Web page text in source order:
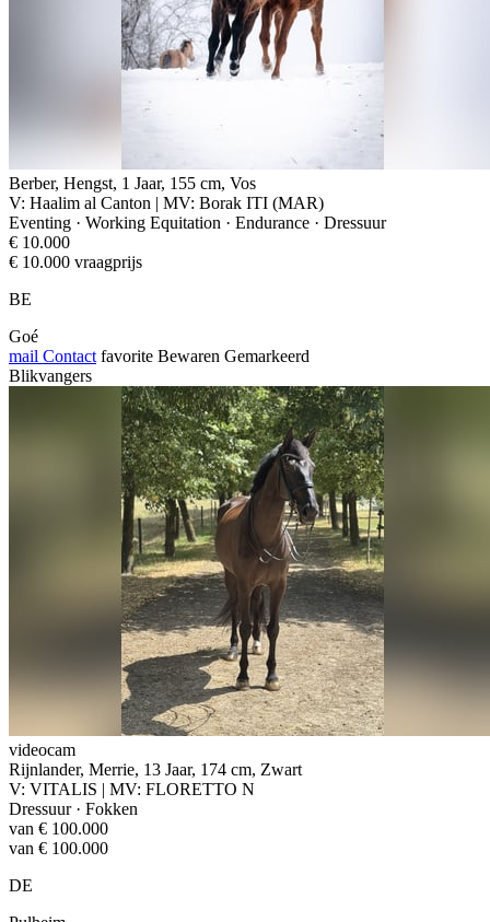
Berber, Hengst, 1 Jaar, 155 cm, Vos
V: Haalim al Canton | MV: Borak ITI (MAR)
Eventing · Working Equitation · Endurance · Dressuur
€ 10.000
€ 10.000 vraagprijs
BE
Goé
mail Contact favorite Bewaren Gemarkeerd
Blikvangers
videocam
Rijnlander, Merrie, 13 Jaar, 174 cm, Zwart
V: VITALIS | MV: FLORETTO N
Dressuur · Fokken
van € 100.000
van € 100.000
DE